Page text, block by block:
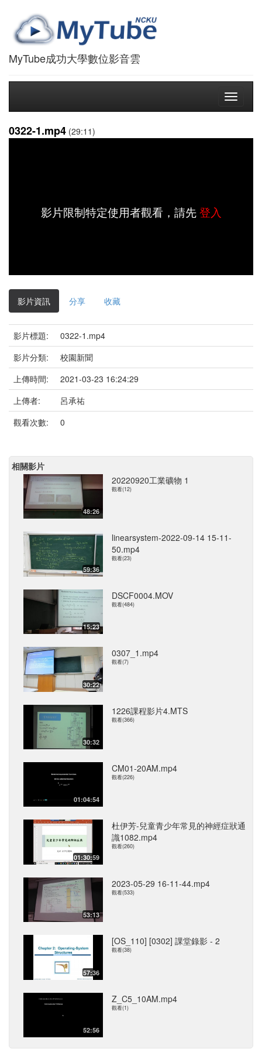
MyTube成功大學數位影音雲
Toggle
0322-1.mp4 (29:11)
影片限制特定使用者觀看，請先登入
影片資訊 分享 收藏
影片標題:
0322-1.mp4
影片分類:
校園新聞
上傳時間:
2021-03-23 16:24:29
上傳者:
呂承祐
觀看次數:
0
相關影片
48:26
20220920工業礦物 1
觀看(12)
59:36
linearsystem-2022-09-14 15-11-
50.mp4
觀看(23)
15:23
DSCF0004.MOV
觀看(484)
30:22
0307_1.mp4
觀看(7)
30:32
1226課程影片4.MTS
觀看(366)
01:04:54
CM01-20AM.mp4
觀看(226)
01:30:59
杜伊芳-兒童青少年常見的神經症狀通
識1082.mp4
觀看(260)
53:13
2023-05-29 16-11-44.mp4
觀看(533)
57:36
[OS_110] [0302] 課堂錄影 - 2
觀看(38)
52:56
Z_C5_10AM.mp4
觀看(1)